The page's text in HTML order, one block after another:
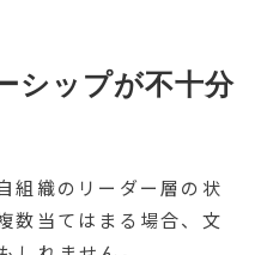
シップが不十分
組織のリーダー層の状
数当てはまる場合、文